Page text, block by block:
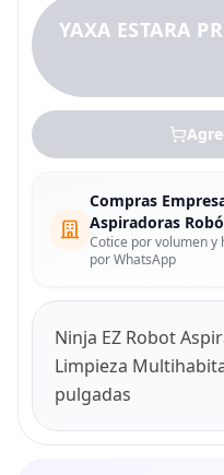
YAXA ESTARA
Compras
Aspiradoras
Cotice por volumen y
por WhatsApp
Ninja EZ Robot
Limpieza
pulgadas